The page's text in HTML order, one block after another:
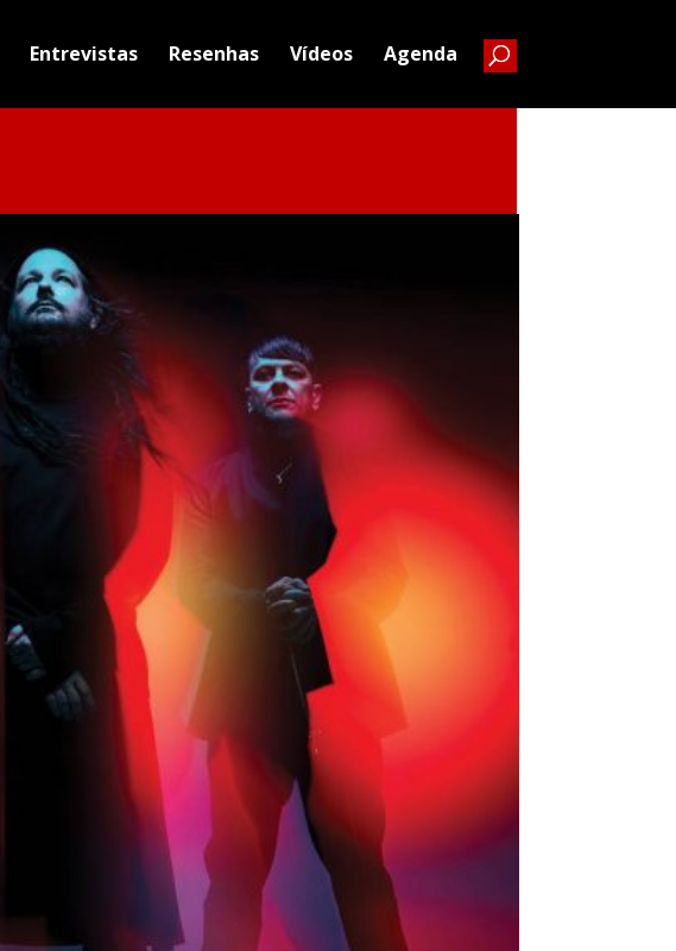
Entrevistas Resenhas Vídeos Agenda